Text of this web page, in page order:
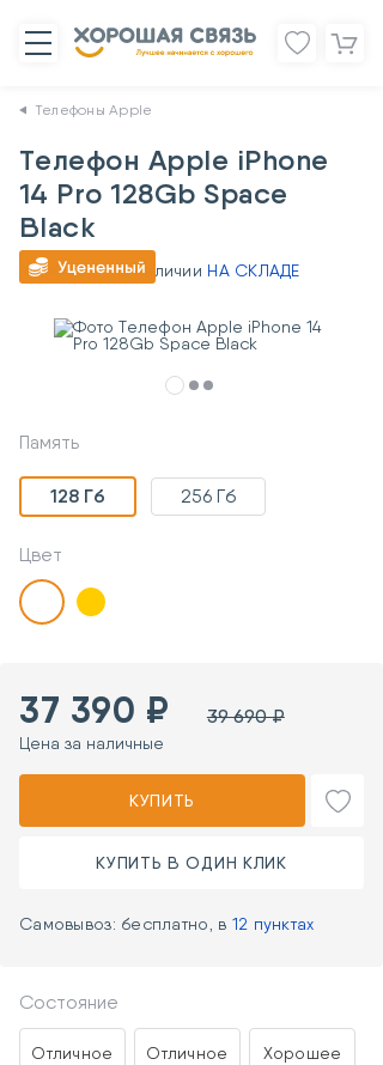
Телефоны Apple
Телефон Apple iPhone
14 Pro 128Gb Space
Black
АРТ.411017 В наличии НА СКЛАДЕ
Память
128 Гб 256 Гб
Цвет
37 390 ₽ 39 690 ₽
Цена за наличные
КУПИТЬ
КУПИТЬ В ОДИН КЛИК
Самовывоз: бесплатно, в 12 пунктах
Состояние
Отличное
Отличное
Хорошее